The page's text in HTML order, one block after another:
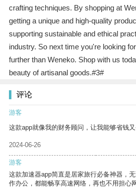
crafting techniques. By shopping at
getting a unique and high-quality
supporting sustainable and ethical
industry. So next time you're looking
further than Weneko. Shop with us
beauty of artisanal goods.#3#
评论
游客
这款app就像我的财务顾问，让我能够省钱又
2024-06-26
游客
这款加速器app简直是居家旅行必备神器，
作办公，都能畅享高速网络，再也不用担心